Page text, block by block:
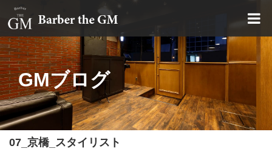
大阪・本町｜大人の散髪屋
GMブログ
07_京橋_スタイリスト